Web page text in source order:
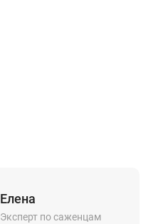
Елена
Эксперт по саженцам